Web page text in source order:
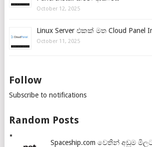
October 12, 2025
Linux Server එකක් මත Cloud
October 11, 2025
Follow
Subscribe to notifications
Random Posts
Spaceship.com වෙතින් අඩුම මිලට